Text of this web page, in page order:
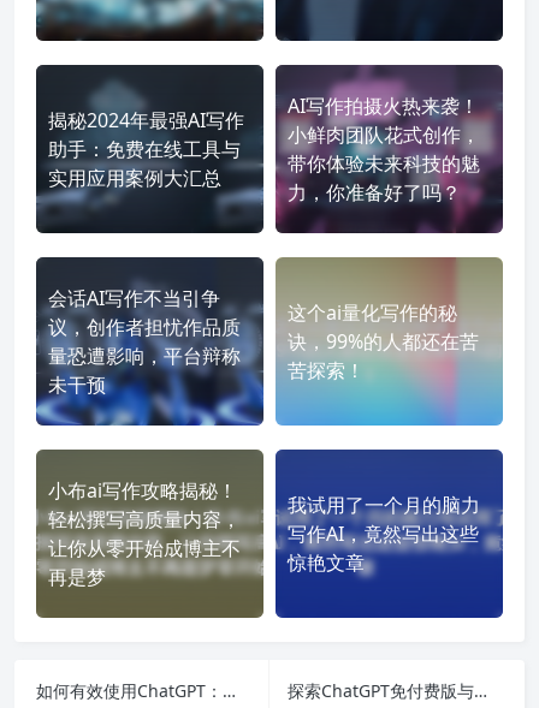
揭秘2024年最强AI写作
助手：免费在线工具与
实用应用案例大汇总
AI写作拍摄火热来袭！
小鲜肉团队花式创作，
带你体验未来科技的魅
力，你准备好了吗？
会话AI写作不当引争
议，创作者担忧作品质
量恐遭影响，平台辩称
未干预
这个ai量化写作的秘
诀，99%的人都还在苦
苦探索！
小布ai写作攻略揭秘！
轻松撰写高质量内容，
让你从零开始成博主不
再是梦
我试用了一个月的脑力
写作AI，竟然写出这些
惊艳文章
如何有效使用ChatGPT：从官网登录到免付费版的全面指南与应用分析
探索ChatGPT免付费版与网页应用的潜力：人工智能投资与学习路径全解析